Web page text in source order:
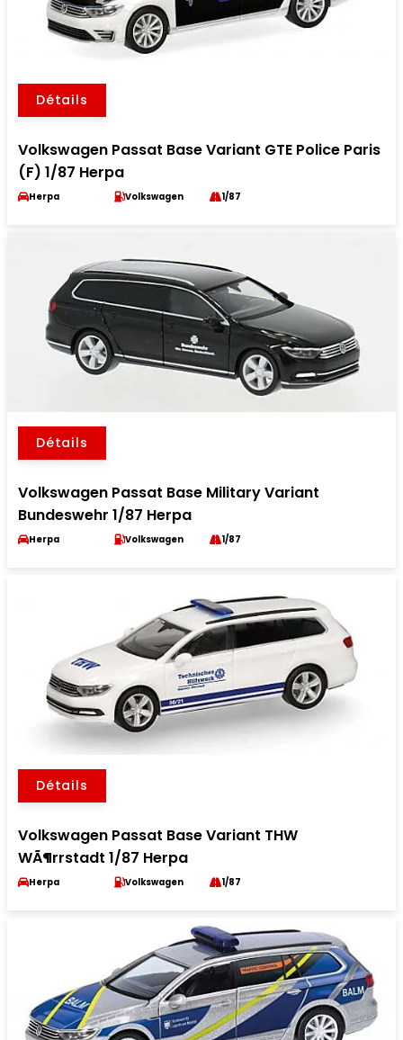
Détails
Volkswagen Passat Base Variant GTE Police Paris
(F) 1/87 Herpa
Herpa Volkswagen 1/87
Détails
Volkswagen Passat Base Military Variant
Bundeswehr 1/87 Herpa
Herpa Volkswagen 1/87
Détails
Volkswagen Passat Base Variant THW
WÃ¶rrstadt 1/87 Herpa
Herpa Volkswagen 1/87